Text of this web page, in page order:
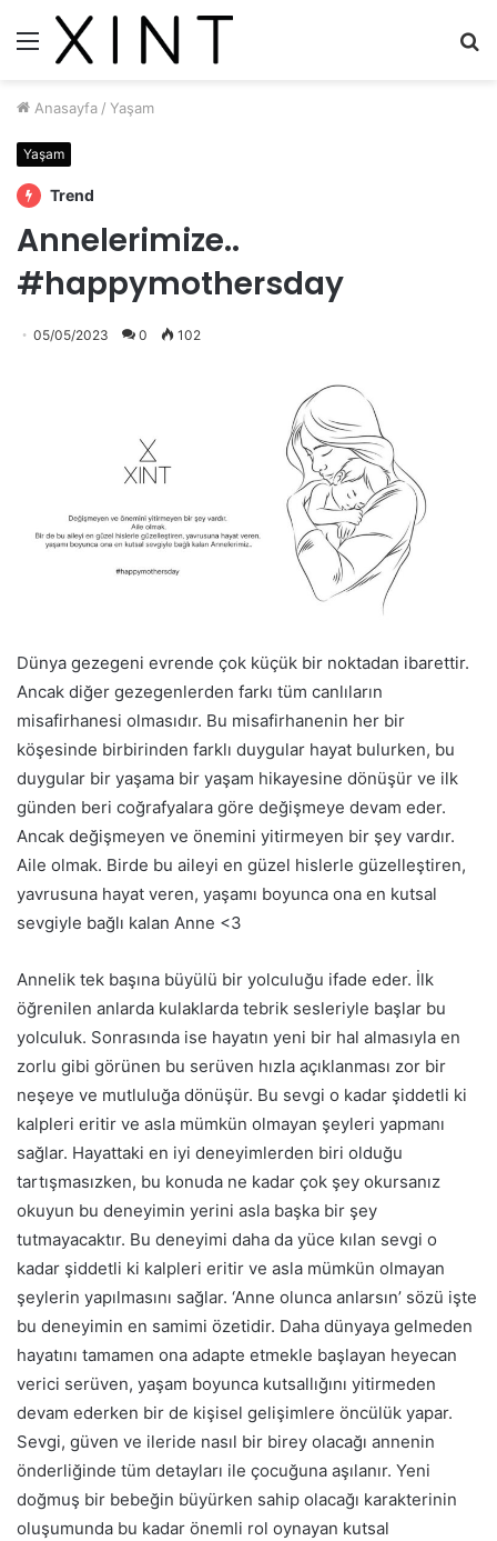
Menü
Anasayfa / Yaşam
Yaşam
Trend
Annelerimize..
#happymothersday
05/05/2023 0 102
Dünya gezegeni evrende çok küçük bir noktadan ibarettir.
Ancak diğer gezegenlerden farkı tüm canlıların
misafirhanesi olmasıdır. Bu misafirhanenin her bir
köşesinde birbirinden farklı duygular hayat bulurken, bu
duygular bir yaşama bir yaşam hikayesine dönüşür ve ilk
günden beri coğrafyalara göre değişmeye devam eder.
Ancak değişmeyen ve önemini yitirmeyen bir şey vardır.
Aile olmak. Birde bu aileyi en güzel hislerle güzelleştiren,
yavrusuna hayat veren, yaşamı boyunca ona en kutsal
sevgiyle bağlı kalan Anne <3
Annelik tek başına büyülü bir yolculuğu ifade eder. İlk
öğrenilen anlarda kulaklarda tebrik sesleriyle başlar bu
yolculuk. Sonrasında ise hayatın yeni bir hal almasıyla en
zorlu gibi görünen bu serüven hızla açıklanması zor bir
neşeye ve mutluluğa dönüşür. Bu sevgi o kadar şiddetli ki
kalpleri eritir ve asla mümkün olmayan şeyleri yapmanı
sağlar. Hayattaki en iyi deneyimlerden biri olduğu
tartışmasızken, bu konuda ne kadar çok şey okursanız
okuyun bu deneyimin yerini asla başka bir şey
tutmayacaktır. Bu deneyimi daha da yüce kılan sevgi o
kadar şiddetli ki kalpleri eritir ve asla mümkün olmayan
şeylerin yapılmasını sağlar. ‘Anne olunca anlarsın’ sözü işte
bu deneyimin en samimi özetidir. Daha dünyaya gelmeden
hayatını tamamen ona adapte etmekle başlayan heyecan
verici serüven, yaşam boyunca kutsallığını yitirmeden
devam ederken bir de kişisel gelişimlere öncülük yapar.
Sevgi, güven ve ileride nasıl bir birey olacağı annenin
önderliğinde tüm detayları ile çocuğuna aşılanır. Yeni
doğmuş bir bebeğin büyürken sahip olacağı karakterinin
oluşumunda bu kadar önemli rol oynayan kutsal